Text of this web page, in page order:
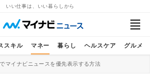
いい仕事は、いい暮らしから
スキル マネー 暮らし ヘルスケア グルメ
マイナビニュースを優先表示する方法